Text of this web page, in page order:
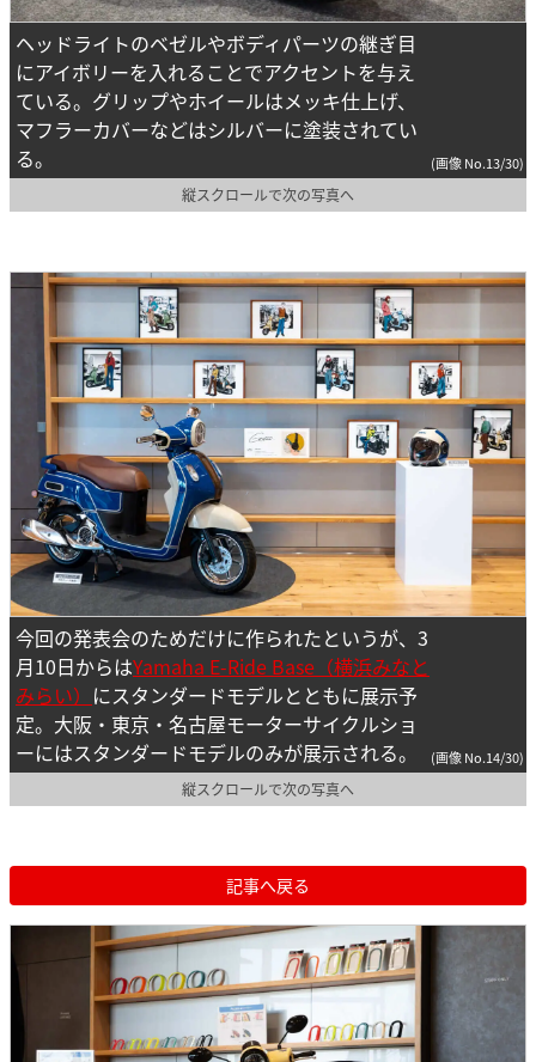
ヘッドライトのベゼルやボディパーツの継ぎ目
にアイボリーを入れることでアクセントを与え
ている。グリップやホイールはメッキ仕上げ、
マフラーカバーなどはシルバーに塗装されてい
る。
(画像 No.13/30)
縦スクロールで次の写真へ
今回の発表会のためだけに作られたというが、3
月10日からはYamaha E-Ride Base（横浜みなと
みらい） にスタンダードモデルとともに展示予
定。大阪・東京・名古屋モーターサイクルショ
ーにはスタンダードモデルのみが展示される。
(画像 No.14/30)
縦スクロールで次の写真へ
記事へ戻る